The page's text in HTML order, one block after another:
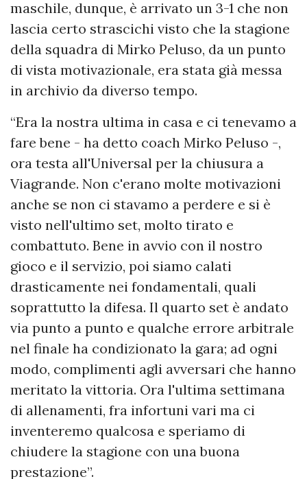
maschile, dunque, è arrivato un 3-1 che non
lascia certo strascichi visto che la stagione
della squadra di Mirko Peluso, da un punto
di vista motivazionale, era stata già messa
in archivio da diverso tempo.
“Era la nostra ultima in casa e ci tenevamo a
fare bene - ha detto coach Mirko Peluso -,
ora testa all'Universal per la chiusura a
Viagrande. Non c'erano molte motivazioni
anche se non ci stavamo a perdere e si è
visto nell'ultimo set, molto tirato e
combattuto. Bene in avvio con il nostro
gioco e il servizio, poi siamo calati
drasticamente nei fondamentali, quali
soprattutto la difesa. Il quarto set è andato
via punto a punto e qualche errore arbitrale
nel finale ha condizionato la gara; ad ogni
modo, complimenti agli avversari che hanno
meritato la vittoria. Ora l'ultima settimana
di allenamenti, fra infortuni vari ma ci
inventeremo qualcosa e speriamo di
chiudere la stagione con una buona
prestazione”.